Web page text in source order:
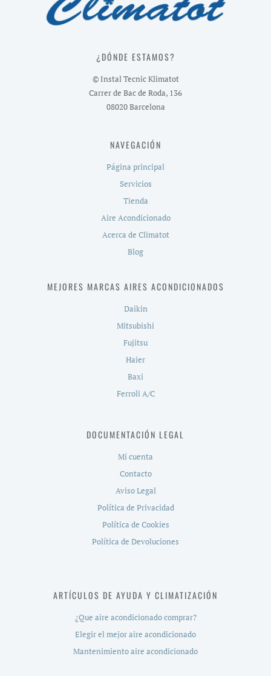
¿DÓNDE ESTAMOS?
© Instal Tecnic Klimatot
Carrer de Bac de Roda, 136
08020 Barcelona
NAVEGACIÓN
Página principal
Servicios
Tienda
Aire Acondicionado
Acerca de Climatot
Blog
MEJORES MARCAS AIRES ACONDICIONADOS
Daikin
Mitsubishi
Fujitsu
Haier
Baxi
Ferroli A/C
DOCUMENTACIÓN LEGAL
Mi cuenta
Contacto
Aviso Legal
Política de Privacidad
Política de Cookies
Política de Devoluciones
ARTÍCULOS DE AYUDA Y CLIMATIZACIÓN
¿Que aire acondicionado comprar?
Elegir el mejor aire acondicionado
Mantenimiento aire acondicionado